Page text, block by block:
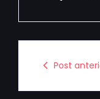
Post